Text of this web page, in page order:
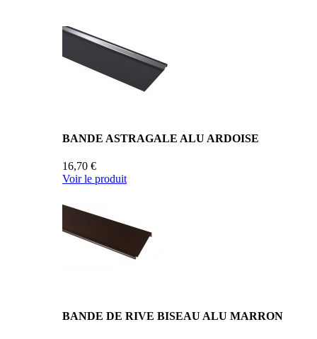
BANDE ASTRAGALE ALU ARDOISE
16,70 €
Voir le produit
BANDE DE RIVE BISEAU ALU MARRON